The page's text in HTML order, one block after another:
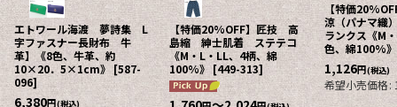
【特価20%OFF】BVD 綿
涼（パナマ織） 前開きト
ランクス《M・L・LL、3
色、綿100%》[449-323 ]
1,126円 (税込)
希望小売価格 1,408 円
【特価20%OFF】BVD 吸
水速乾 前開きニットトラ
ンクス《M・L・LL、4柄》
[443-347]
1,126円 (税込)
希望小売価格 1,408円
【特価
夏用婦人パジ
ぢみ 衿なし
パンツ《M・L
み、綿100%》
3,575円(税込)
希望小売価格 :